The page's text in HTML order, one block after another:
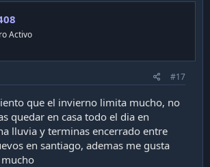
Activo
#17
que el invierno limita mucho, no
quedar en casa todo el dia en
lluvia y terminas encerrado entre
en santiago, ademas me gusta